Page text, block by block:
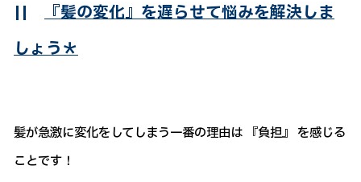
|| 『髪の変化』を遅らせて悩みを解決しま
しょう＊
髪が急激に変化をしてしまう一番の理由は 『負担』 を感じる
ことです！